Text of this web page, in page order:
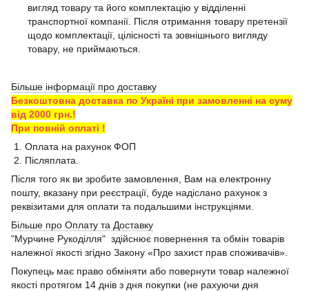
вигляд товару та його комплектацію у відділенні
транспортної компанії. Після отримання товару претензії
щодо комплектації, цілісності та зовнішнього вигляду
товару, не приймаються.
Більше інформації про доставку
Безкоштовна доставка по Україні при замовленні на суму
від 2000 грн.!
При повній оплаті !
1. Оплата на рахунок ФОП
2. Післяплата.
Після того як ви зробите замовлення, Вам на електронну
пошту, вказану при реєстрації, буде надіслано рахунок з
реквізитами для оплати та подальшими інструкціями.
Більше про Оплату та Доставку
"Мурчине Рукоділля" здійснює повернення та обмін товарів
належної якості згідно Закону «Про захист прав споживачів».
Покупець має право обміняти або повернути товар належної
якості протягом 14 днів з дня покупки (не рахуючи дня